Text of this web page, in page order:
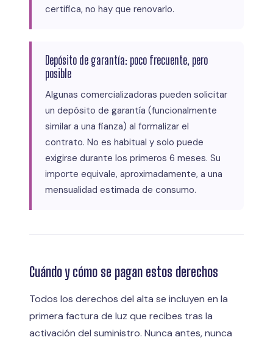
certifica, no hay que renovarlo.
Depósito de garantía: poco frecuente, pero
posible
Algunas comercializadoras pueden solicitar
un depósito de garantía (funcionalmente
similar a una fianza) al formalizar el
contrato. No es habitual y solo puede
exigirse durante los primeros 6 meses. Su
importe equivale, aproximadamente, a una
mensualidad estimada de consumo.
Cuándo y cómo se pagan estos derechos
Todos los derechos del alta se incluyen en la
primera factura de luz que recibes tras la
activación del suministro. Nunca antes, nunca